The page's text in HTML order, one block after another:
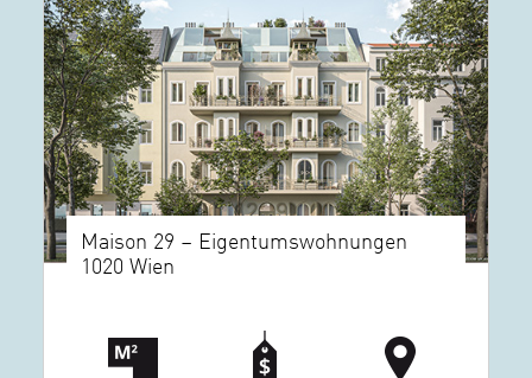
Maison 29 – Eigentumswohnungen
1020 Wien